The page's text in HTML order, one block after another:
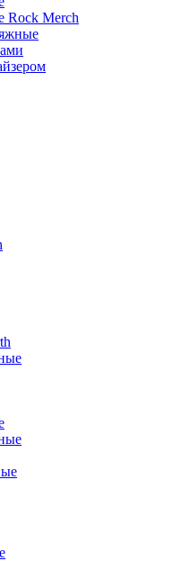
Rock Merch